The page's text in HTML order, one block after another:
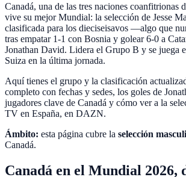
Canadá, una de las tres naciones coanfitrionas
vive su mejor Mundial: la selección de Jesse
clasificada para los dieciseisavos —algo que
tras empatar 1-1 con Bosnia y golear 6-0 a
Jonathan David. Lidera el Grupo B y se juega
Suiza en la última jornada.
Aquí tienes el grupo y la clasificación
completo con fechas y sedes, los goles de
jugadores clave de Canadá y cómo ver a la
TV en España, en DAZN.
Ámbito: esta página cubre la selección
Canadá.
Canadá en el Mundial 2026,